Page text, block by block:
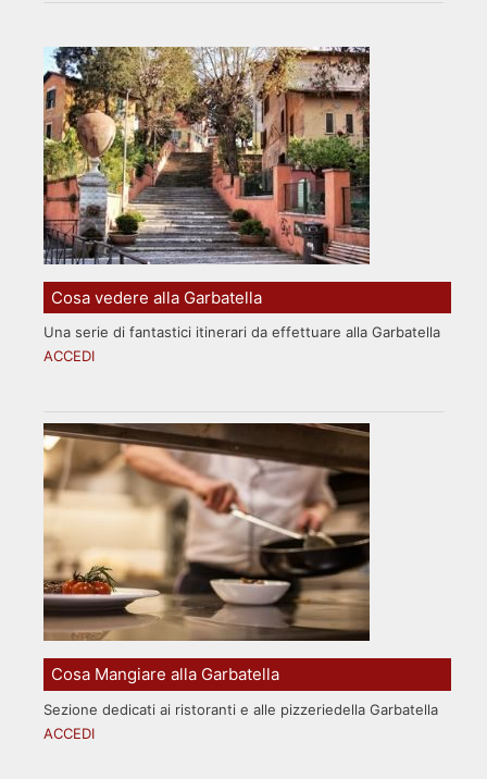
Cosa vedere alla Garbatella
Una serie di fantastici itinerari da effettuare alla Garbatella
ACCEDI
Cosa Mangiare alla Garbatella
Sezione dedicati ai ristoranti e alle pizzeriedella Garbatella
ACCEDI